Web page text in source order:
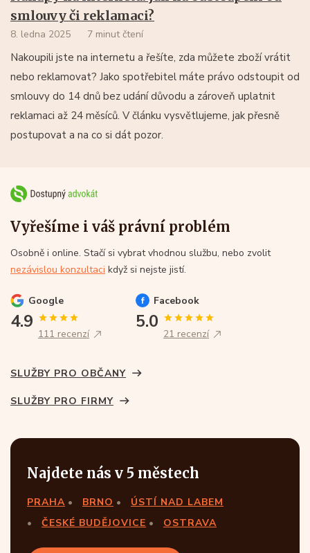
smlouvy či reklamaci?
8. ledna 2025 7 minut čtení
Nakoupili jste na internetu a řešíte, zda můžete zboží vrátit
nebo reklamovat? Jako spotřebitel máte právo odstoupit od
smlouvy do 14 dnů bez udání důvodu a zároveň uplatnit
reklamaci až 24 měsíců. V článku vysvětlujeme, jak přesně
postupovat a na co si dát pozor.
Vyřešíme i váš právní problém
Osobně i online. Stačí si vybrat vhodnou službu, nebo zvolit
nezávislou konzultaci když si nejste jistí.
Google
4.9
111 recenzí
Facebook
5.0
21 recenzí
SLUŽBY PRO OBČANY
SLUŽBY PRO FIRMY
Najdete nás v 5 městech
PRAHA BRNO
ÚSTÍ NAD LABEM
ČESKÉ BUDĚJOVICE
OSTRAVA